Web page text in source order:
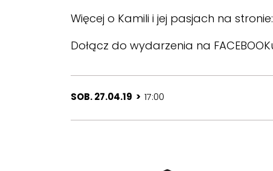
Więcej o Kamili i jej pasjach na stronie:
Dołącz do wydarzenia na
SOB. 27.04.19 > 17:00